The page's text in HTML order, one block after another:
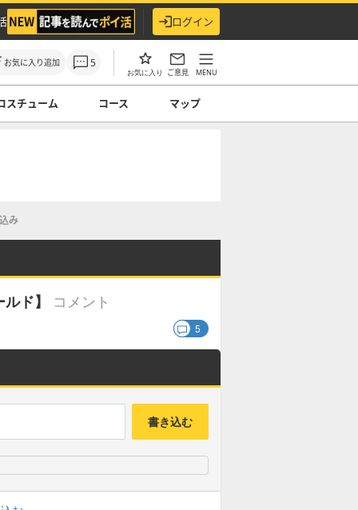
ログイン
お気に入り追加 5
お気に入り ご意見 MENU
スチューム コース マップ
み
ド】 コメント
5
書き込む